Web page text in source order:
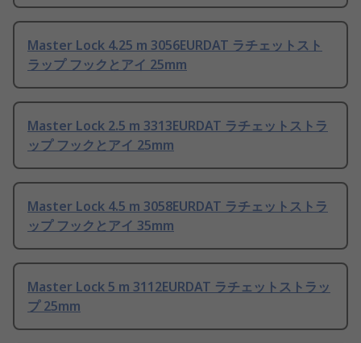
Master Lock 4.25 m 3056EURDAT ラチェットスト
ラップ フックとアイ 25mm
Master Lock 2.5 m 3313EURDAT ラチェットストラ
ップ フックとアイ 25mm
Master Lock 4.5 m 3058EURDAT ラチェットストラ
ップ フックとアイ 35mm
Master Lock 5 m 3112EURDAT ラチェットストラッ
プ 25mm